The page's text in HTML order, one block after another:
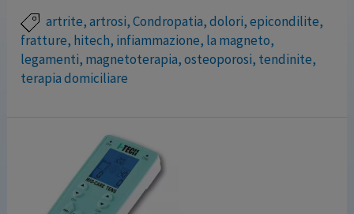
artrite,artrosi,Condropatia,dolori,epicondilite,
fratture, hitech, infiammazione, la magneto,
legamenti, magnetoterapia,osteoporosi, tendinite,
terapia domiciliare
HiTech che ti permette di ridurre il dolore e le
infiammazioni comodamente a casa tua. Dispone di 46
programmi terapeutici preimpostati, aggiornati